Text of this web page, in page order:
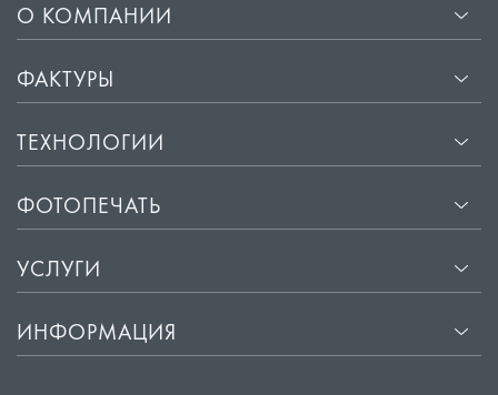
О КОМПАНИИ
ФАКТУРЫ
ТЕХНОЛОГИИ
ФОТОПЕЧАТЬ
УСЛУГИ
ИНФОРМАЦИЯ